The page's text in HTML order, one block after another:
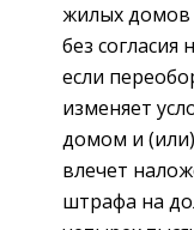
жилых
без согласия
если
изменяет
домом и
влечет
штрафа на